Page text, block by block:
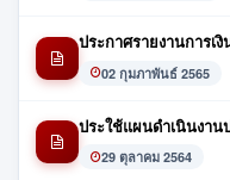
ประกาศรายงานการเ
02 กุมภาพันธ์ 2565
ประใช้แผนดำเนินงาน
29 ตุลาคม 2564